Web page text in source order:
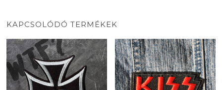
KAPCSOLÓDÓ TERMÉKEK